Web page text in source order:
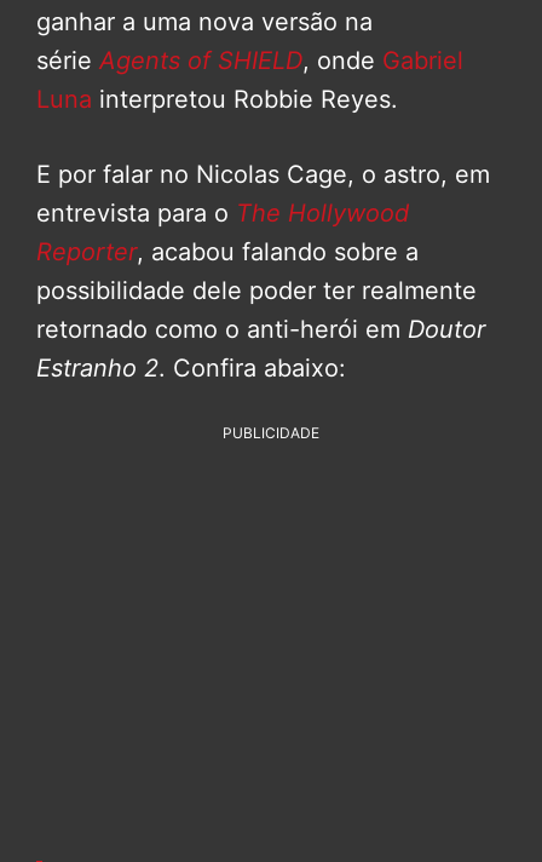
ganhar a uma nova versão na
série Agents of SHIELD, onde Gabriel
Luna interpretou Robbie Reyes.
E por falar no Nicolas Cage, o astro, em
entrevista para o The Hollywood
Reporter, acabou falando sobre a
possibilidade dele poder ter realmente
retornado como o anti-herói em Doutor
Estranho 2. Confira abaixo:
PUBLICIDADE